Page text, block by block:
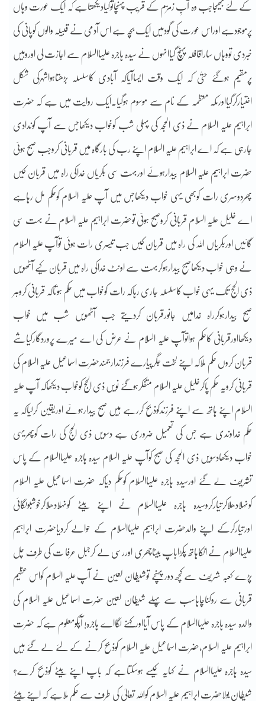
کے لئے بھیجاجب وہ آبِ زمزم کے قریب پہنچاتوکیادیکھتاہے کہ ایک عورت وہاں
پرموجودہے اوراس عورت کی گودمیں ایک بچہ ہے اس آدمی نے قبیلہ والوں کوپانی کی
خبردی تووہاں ساراقافلہ پہنچ گیاانہوں نے سیدہ ہاجرہ علیہاالسلام سے اجازت لی اوروہیں
پرمقیم ہوگئے حتیٰ کہ ایک وقت ایساآیاکہ آبادی کاسلسلہ بڑھتاہواشہرکی شکل
اختیارکرگیااورمکہ معظمہ کے نام سے موسوم ہوگیا۔ایک روایت میں ہے کہ حضرت
ابراہیم علیہ السلام نے ذی الحجہ کی پہلی شب کوخواب دیکھاجس سے آپ کوندادی
جارہی ہے کہ اے ابراہیم علیہ السلام اپنے رب کی بارگاہ میں قربانی کروجب صبح ہوئی
حضرت ابراہیم علیہ السلام بیدارہوئے اوربہت سی بکریاں خداکی راہ میں قربان کیں
پھردوسری رات کوبھی یہی خواب دیکھاجس میں آپ علیہ السلام کوحکم مل رہاہے
اے خلیل علیہ السلام قربانی کروصبح ہوئی توحضرت ابراہیم علیہ السلام نے بہت سی
گائیں اوربکریاں اللہ کی راہ میں قربان کیں جب تیسری رات ہوئی توآپ علیہ السلام
نے وہی خواب دیکھاصبح بیدارہوکربہت سے اونٹ خداکی راہ میں قربان کیے آٹھویں
ذی الحج تک یہی خواب کاسلسلہ جاری رہاکہ رات کوخواب میں حکم ہوتاکہ قربانی کروہر
صبح بیدارہوکرراہ خدامیں جانورقربان کردیتے جب آٹھویں شب میں خواب
دیکھااورقربانی کاحکم ہواتوآپ علیہ السّلام نے عرض کی اے میرے پروردگارکیاشے
قربان کروں حکم ملاکہ اپنے لخت جگرپیارے فرزندارجمندحضرت اسماعیل علیہ السّلام کی
قربانی کرویہ حکم پاکرخلیل علیہ السّلام متفکرہوگئے نویں ذی الحج کوخواب دیکھاکہ آپ علیہ
السلام اپنے ہاتھ سے اپنے فرزندکوذبح کررہے ہیں صبح بیدارہوئے اوریقین کرلیاکہ یہ
حکم خداوندی ہے جس کی تعمیل ضروری ہے دسویں ذی الحج کی رات کوپھریہی
خواب دیکھادسویں ذی الحجہ کی صبح کوآپ علیہ السلام سیدہ ہاجرہ علیہاالسلام کے پاس
تشریف لے گئے اورسیدہ ہاجرہ علیہاالسلام کوحکم دیاکہ حضرت اسماعیل علیہ السلام
کونہلادھلاکرتیارکروسیدہ ہاجرہ علیہاالسلام نے اپنے بیٹے کونہلادھلاکرخوشبولگائی
اورتیارکرکے اپنے والدحضرت ابراہیم علیہاالسلام کے حوالے کردیاحضرت ابراہیم
علیہاالسلام نے انکاہاتھ پکڑاباپ بیٹاچھری اوررسی لے کرجبل عرفا ت کی طرف چل
پڑے کعبہ شریف سے کچھ دورپہنچے توشیطان لعین نے آپ علیہ السلام کواس عظیم
قربانی سے روکناچاہاسب سے پہلے شیطان لعین حضرت اسماعیل علیہ السلام کی
والدہ سیدہ ہاجرہ علیہاالسلام کے پاس آیااورکہنے لگااے ہاجرہ! آپکومعلوم ہے کہ حضرت
ابراہیم علیہ السلام،حضرت اسماعیل علیہ السلام کوذبح کرنے کے لئے لے گئے ہیں
سیدہ ہاجرہ علیہاالسلام نے کہایہ کیسے ہوسکتاہے کہ باپ اپنے بیٹے کوذبح کرے؟
شیطان بولاحضرت ابراہیم علیہ السلام کواللہ تعالیٰ کی طرف سے حکم ملاہے کہ اپنے بیٹے